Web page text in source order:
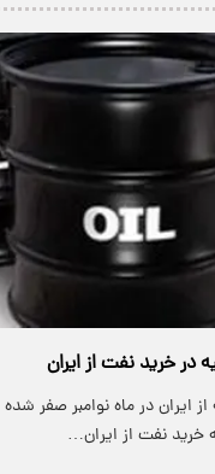
در خرید نفت از ایران
از ایران در ماه نوامبر صفر
خرید نفت از ایران…